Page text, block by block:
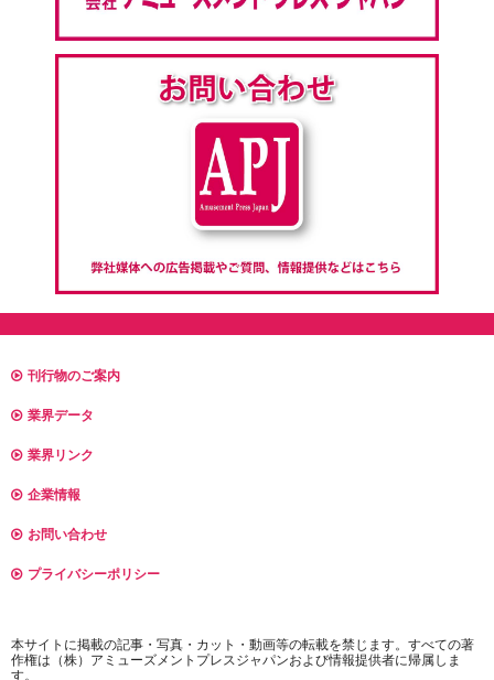
刊行物のご案内
業界データ
業界リンク
企業情報
お問い合わせ
プライバシーポリシー
本サイトに掲載の記事・写真・カット・動画等の転載を禁じます。すべての著
作権は（株）アミューズメントプレスジャパンおよび情報提供者に帰属しま
す。